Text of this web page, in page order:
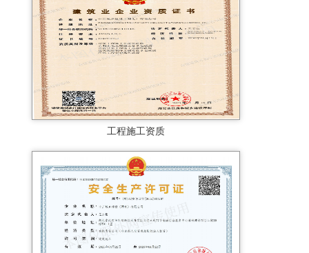
工程施工资质